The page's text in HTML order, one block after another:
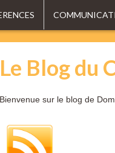
Le Blog du
Bienvenue sur le blog de